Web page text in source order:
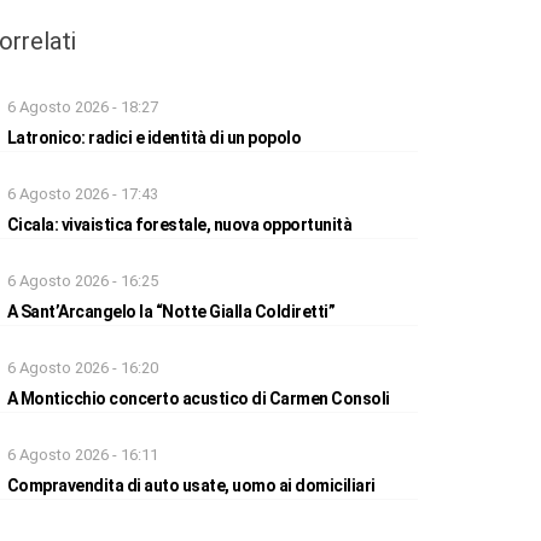
6 Agosto 2026 - 18:27
Latronico: radici e identità di un popolo
6 Agosto 2026 - 17:43
Cicala: vivaistica forestale, nuova opportunità
6 Agosto 2026 - 16:25
A Sant’Arcangelo la “Notte Gialla Coldiretti”
6 Agosto 2026 - 16:20
A Monticchio concerto acustico di Carmen Consoli
6 Agosto 2026 - 16:11
Compravendita di auto usate, uomo ai domiciliari